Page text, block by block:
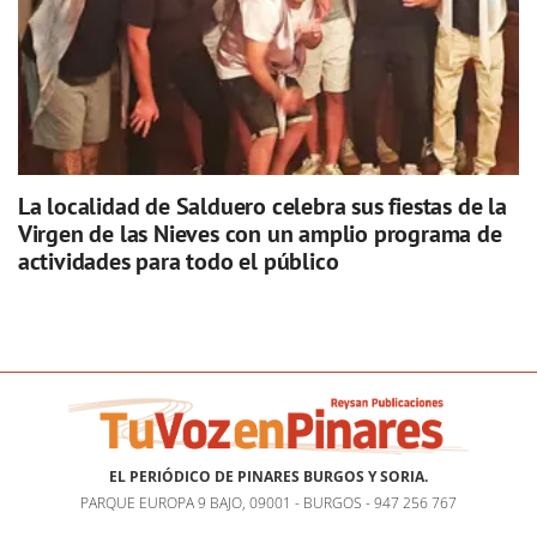
La localidad de Salduero celebra sus fiestas de la
Virgen de las Nieves con un amplio programa de
actividades para todo el público
EL PERIÓDICO DE PINARES BURGOS Y SORIA.
PARQUE EUROPA 9 BAJO, 09001 - BURGOS - 947 256 767